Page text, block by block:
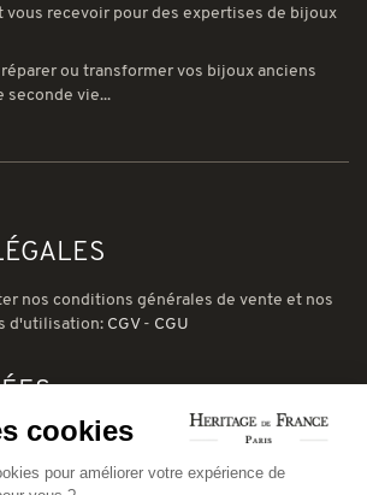
vous recevoir pour des expertises de bijoux
ou transformer vos bijoux anciens
seconde vie...
nos conditions générales de vente et nos
d'utilisation: CGV- CGU
75015 Paris
56 03 01
cookies
pour améliorer votre expérience de